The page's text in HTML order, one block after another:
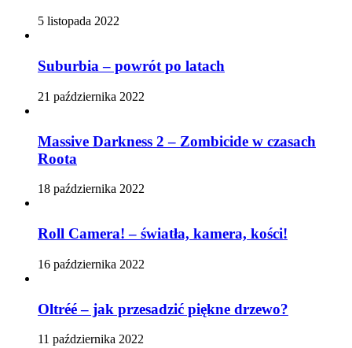
5 listopada 2022
Suburbia – powrót po latach
21 października 2022
Massive Darkness 2 – Zombicide w czasach
Roota
18 października 2022
Roll Camera! – światła, kamera, kości!
16 października 2022
Oltréé – jak przesadzić piękne drzewo?
11 października 2022